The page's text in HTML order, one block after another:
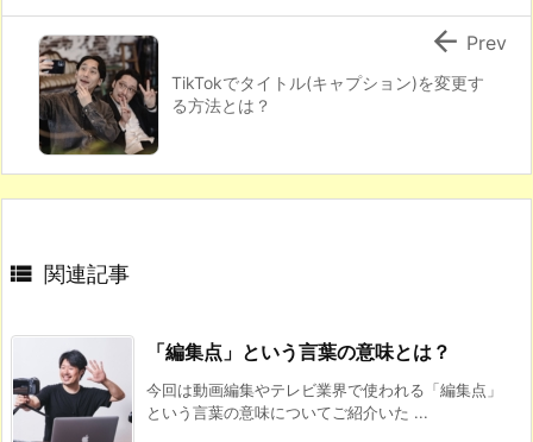
TikTokでタイトル(キャプション)を変更す
る方法とは？
 Prev
 関連記事
「編集点」という言葉の意味とは？
今回は動画編集やテレビ業界で使われる「編集点」
という言葉の意味についてご紹介いた ...